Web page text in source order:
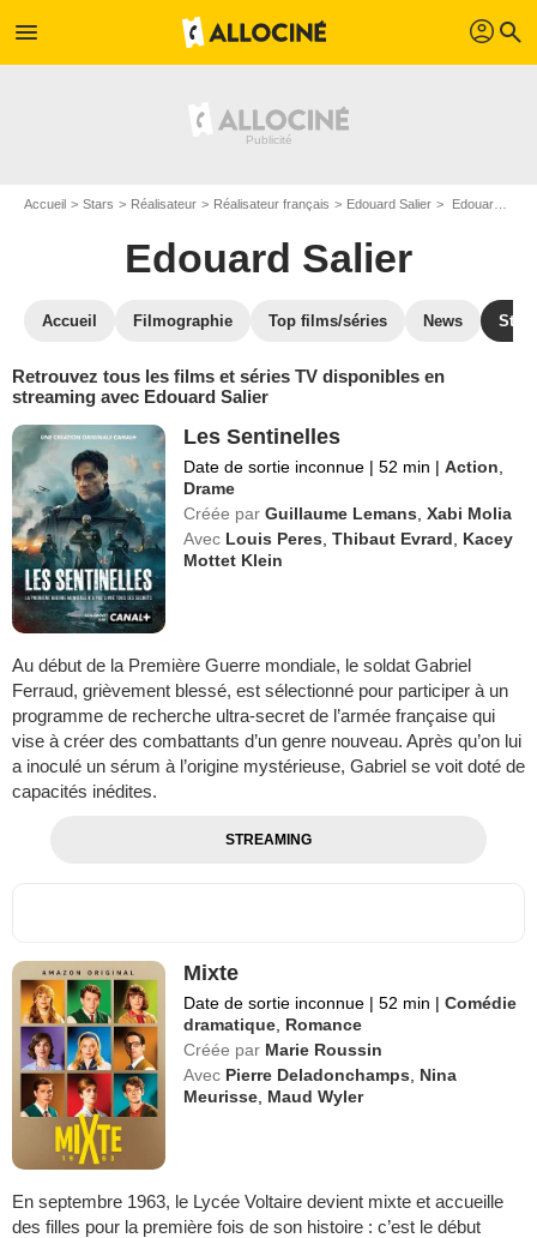
menu profil search
Accueil Stars Réalisateur Réalisateur français Edouard Salier Edouard Salier : Films et séries online
Edouard Salier
Accueil Filmographie Top films/séries News
Retrouvez tous les films et séries TV disponibles en
streaming avec Edouard Salier
Les Sentinelles
Date de sortie inconnue | 52 min | Action
Drame
Créée par Guillaume Lemans ,Xabi Molia
Avec Louis Peres ,Thibaut Evrard
Kacey
Mottet Klein
Au début de la Première Guerre mondiale, le soldat Gabriel
Ferraud, grièvement blessé, est sélectionné pour participer à un
programme de recherche ultra-secret de l’armée française qui
vise à créer des combattants d’un genre nouveau. Après qu’on lui
a inoculé un sérum à l’origine mystérieuse, Gabriel se voit doté de
capacités inédites.
STREAMING
Mixte
Date de sortie inconnue | 52 min | Comédie
dramatique Romance
Créée par Marie Roussin
Avec Pierre Deladonchamps
Nina
Meurisse Maud Wyler
En septembre 1963, le Lycée Voltaire devient mixte et accueille
des filles pour la première fois de son histoire : c’est le début